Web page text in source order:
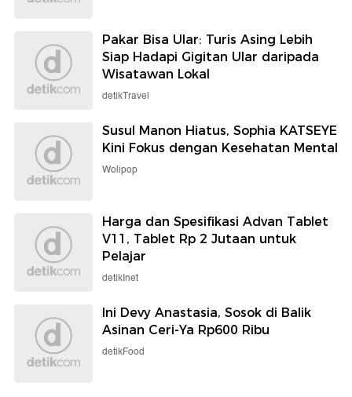
Pakar Bisa Ular: Turis Asing Lebih
Siap Hadapi Gigitan Ular daripada
Wisatawan Lokal
detikTravel
Susul Manon Hiatus, Sophia KATSEYE
Kini Fokus dengan Kesehatan Mental
Wolipop
Harga dan Spesifikasi Advan Tablet
V11, Tablet Rp 2 Jutaan untuk
Pelajar
detikInet
Ini Devy Anastasia, Sosok di Balik
Asinan Ceri-Ya Rp600 Ribu
detikFood